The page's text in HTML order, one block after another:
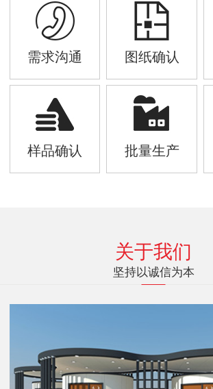
需求沟通 图纸确认
样品确认 批量生产
关于我们
坚持以诚信为本